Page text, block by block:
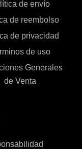
de envío
de reembolso
de privacidad
de uso
Generales
de Venta